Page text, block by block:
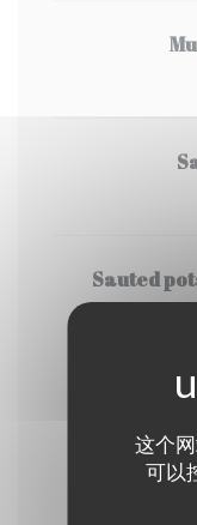
这个
可以
Sauted